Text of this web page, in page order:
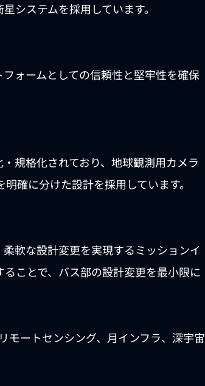
システムを採用しています。
ォームとしての信頼性と堅牢性を確保
規格化されており、地球観測用カメラ
確に分けた設計を採用しています。
軟な設計変更を実現するミッションイ
ことで、バス部の設計変更を最小限に
モートセンシング、月インフラ、深宇宙